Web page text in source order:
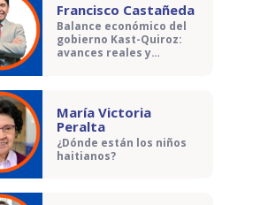
Francisco Castañeda
Balance económico del
gobierno Kast-Quiroz:
avances reales y
María Victoria
Peralta
¿Dónde están los niños
haitianos?